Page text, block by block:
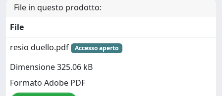
File in questo prodotto:
File
resio duello.pdf
Accesso aperto
Dimensione 325.06 kB
Formato Adobe PDF